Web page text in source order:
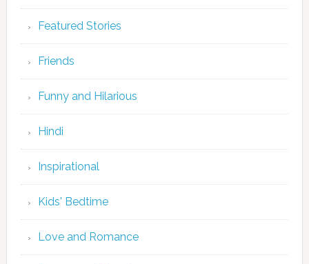
Featured Stories
Friends
Funny and Hilarious
Hindi
Inspirational
Kids' Bedtime
Love and Romance